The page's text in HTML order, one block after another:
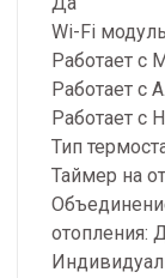
Wi-Fi
Работает с
Работает с
Работает с
Тип
Таймер на
отопления: